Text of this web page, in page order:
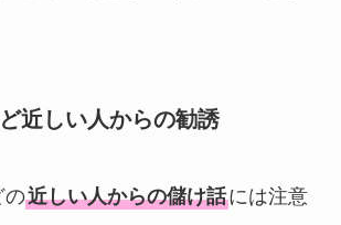
近しい人からの勧誘
の近しい人からの儲け話には注意